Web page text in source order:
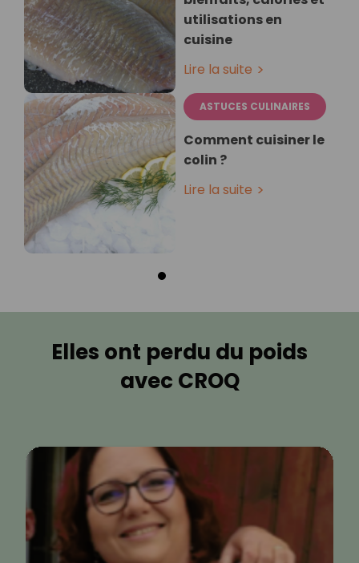
utilisations en
cuisine
Lire la suite
ASTUCES CULINAIRES
Comment cuisiner le
colin ?
Lire la suite
Elles ont perdu du poids
avec CROQ